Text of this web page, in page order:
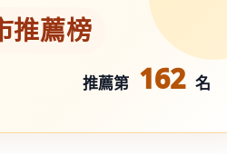
推薦榜
推薦第 162 名